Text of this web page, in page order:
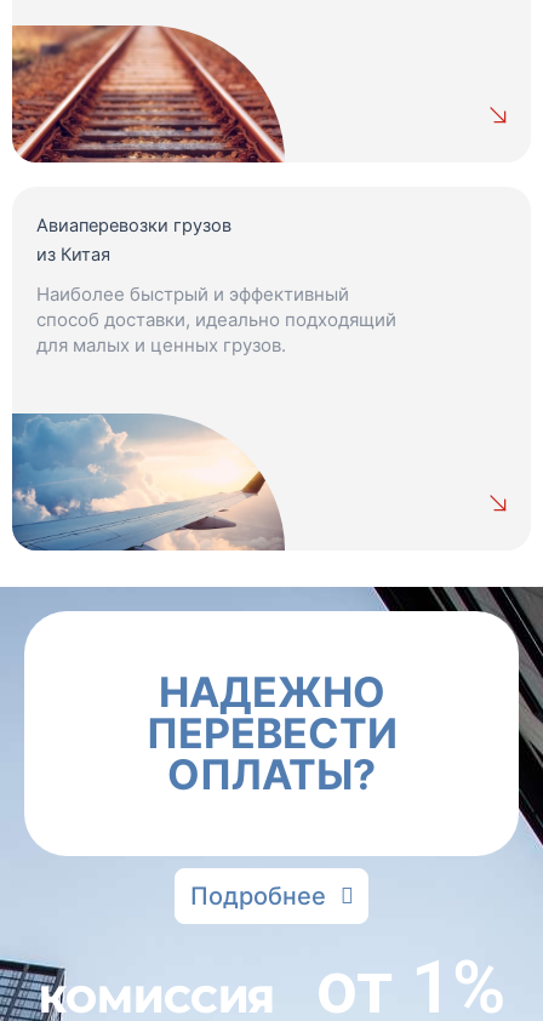
Авиаперевозки грузов
из Китая
Наиболее быстрый и эффективный
способ доставки, идеально подходящий
для малых и ценных грузов.
НАДЕЖНО
ПЕРЕВЕСТИ
ОПЛАТЫ?
Подробнее
КОМИССИЯ от 1%